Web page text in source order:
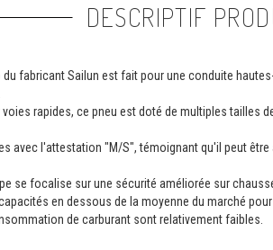
DESCRIPTIF
du fabricant Sailun est fait pour une conduite
rapides, ce pneu est doté de multiples tailles
avec l'attestation "M/S", témoignant qu'il peut
se focalise sur une sécurité améliorée sur
en dessous de la moyenne du marché
de carburant sont relativement faibles.